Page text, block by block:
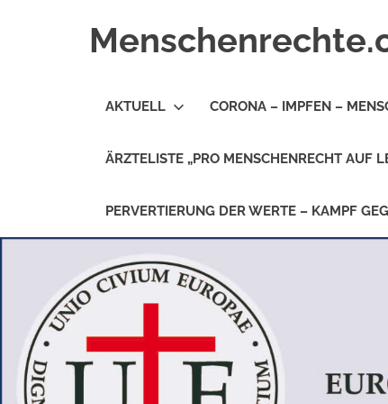
alle
Geborene
AKTUELL CORONA – IMPFEN –
ÄRZTELISTE „PRO MENSCHENRECHT AUF
PERVERTIERUNG DER WERTE – KAMPF